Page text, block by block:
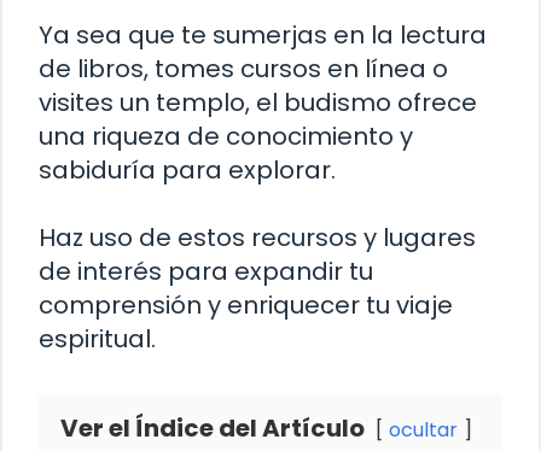
Ya sea que te sumerjas en la lectura
de libros, tomes cursos en línea o
visites un templo, el budismo ofrece
una riqueza de conocimiento y
sabiduría para explorar.
Haz uso de estos recursos y lugares
de interés para expandir tu
comprensión y enriquecer tu viaje
espiritual.
Ver el Índice del Artículo ocultar